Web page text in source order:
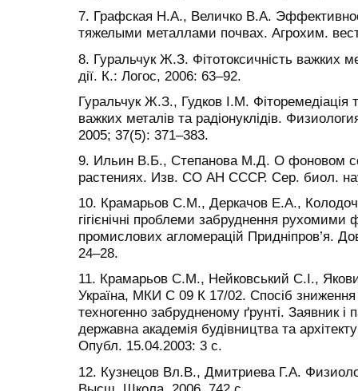
7. Графская Н.А., Величко В.А.
тяжелыми металлами почвах. Агрохим.
8. Гуральчук Ж.З. Фітотоксичність важких
дії. К.: Логос, 2006: 63–92.
Гуральчук Ж.З., Гудков І.М. Фіторемедіація
важких металів та радіонуклідів.
2005; 37(5): 371–383.
9. Ильин В.Б., Степанова М.Д. О фоновом
растениях. Изв. СО АН СССР. Сер. биол.
10. Крамарьов С.М., Деркачов Е.А.,
гігієнічні проблеми забруднення
промислових агломерацій Придніпров’я.
24–28.
11. Крамарьов С.М., Нейковський С.І.,
Україна, МКИ С 09 К 17/02. Спосіб
техногенно забрудненому ґрунті. Заявник і
державна академія будівництва та
Опубл. 15.04.2003: 3 с.
12. Кузнецов Вл.В., Дмитриева Г.А.